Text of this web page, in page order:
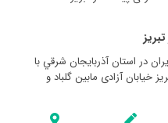
در استان آذربايجان شرقي با
آزادی مابین گلباد و